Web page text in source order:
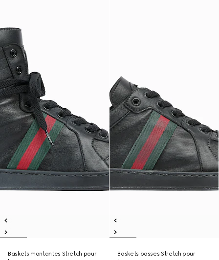
Baskets montantes Stretch pour
Baskets basses Stretch pour